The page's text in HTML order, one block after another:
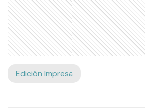
Edición Impresa